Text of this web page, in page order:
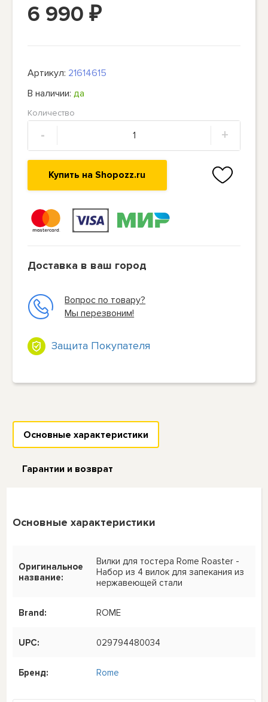
6 990₽
Артикул: 21614615
В наличии:да
Количество
- +
Купить на Shopozz.ru
Доставка в ваш город
Вопрос по товару?
Мы перезвоним!
Защита Покупателя
Основные характеристики
Гарантии и возврат
Основные характеристики
Оригинальное
название:
Вилки для тостера Rome Roaster -
Набор из 4 вилок для запекания из
нержавеющей стали
Brand: ROME
UPC: 029794480034
Бренд: Rome